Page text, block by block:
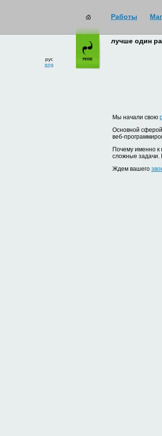
Работы
рус
eng
лучше один
Мы начали свою
Основной сферой
веб-
Почему именно
сложные задачи.
Ждем вашего